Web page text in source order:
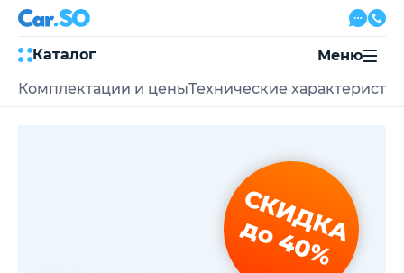
Каталог
Меню
Комплектации и ценыТехнические
СКИДКА
до 40%